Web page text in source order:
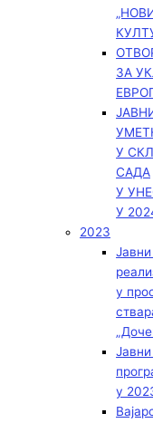
ЗА
У
САДА
У
У
2023
у
у